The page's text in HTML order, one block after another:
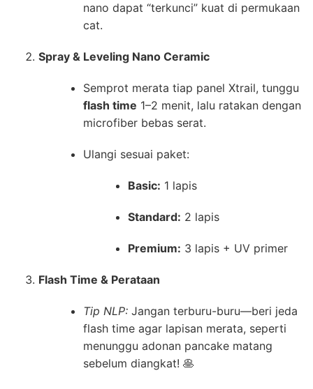
nano dapat “terkunci” kuat di permukaan
cat.
Spray & Leveling Nano Ceramic
Semprot merata tiap panel Xtrail, tunggu
flash time 1–2 menit, lalu ratakan dengan
microfiber bebas serat.
Ulangi sesuai paket:
Basic: 1 lapis
Standard: 2 lapis
Premium: 3 lapis + UV primer
Flash Time & Perataan
Tip NLP: Jangan terburu-buru—beri jeda
flash time agar lapisan merata, seperti
menunggu adonan pancake matang
sebelum diangkat! 🥞